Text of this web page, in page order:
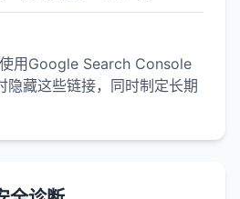
用Google Search Console
隐藏这些链接，同时制定长期